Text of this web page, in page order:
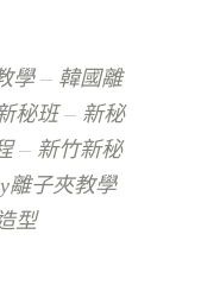
學
韓國離
秘班
新秘
新竹新秘
離子夾教學
型